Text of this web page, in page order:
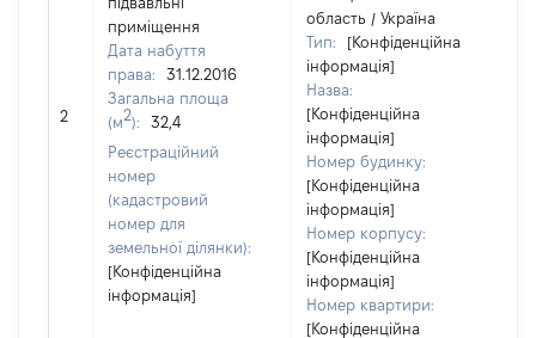
2
приміщення
Дата набуття
права:
31.12.2016
Загальна площа
(м2):
32,4
Реєстраційний
номер
(кадастровий
номер для
земельної ділянки):
[Конфіденційна
інформація]
область / Україна
Тип:
[Конфіденційна
інформація]
Назва:
[Конфіденційна
інформація]
Номер будинку:
[Конфіденційна
інформація]
Номер корпусу:
[Конфіденційна
інформація]
Номер квартири:
[Конфіденційна